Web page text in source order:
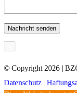
© Copyright2026 |
Datenschutz |